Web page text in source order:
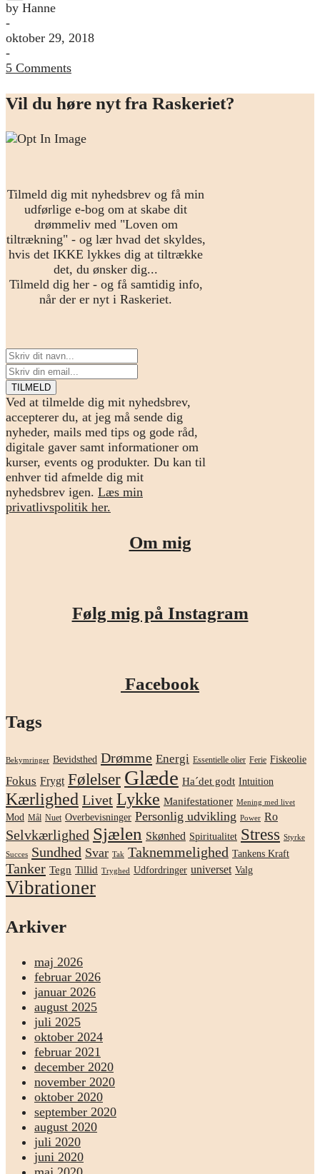
Share
by Hanne
-
oktober 29, 2018
-
5 Comments
Vil du høre nyt fra Raskeriet?
Tilmeld dig mit nyhedsbrev og få min
udførlige e-bog om at skabe dit
drømmeliv med "Loven om
tiltrækning" - og lær hvad det skyldes,
hvis det IKKE lykkes dig at tiltrække
det, du ønsker dig...
Tilmeld dig her - og få samtidig info,
når der er nyt i Raskeriet.
Ved at tilmelde dig mit nyhedsbrev,
accepterer du, at jeg må sende dig
nyheder, mails med tips og gode råd,
digitale gaver samt informationer om
kurser, events og produkter. Du kan til
enhver tid afmelde dig mit
nyhedsbrev igen. Læs min
privatlivspolitik her.
Om mig
Følg mig på Instagram
Facebook
Tags
Bekymringer Bevidsthed Drømme Energi Essentielle olier Ferie Fiskeolie
Fokus Frygt Følelser Glæde Ha´det godt Intuition
Kærlighed Livet Lykke Manifestationer Mening med livet
Mod Mål Nuet Overbevisninger Personlig udvikling Power Ro
Selvkærlighed Sjælen Skønhed Spiritualitet Stress Styrke
Succes Sundhed Svar Tak Taknemmelighed Tankens Kraft
Tanker Tegn Tillid Tryghed Udfordringer universet Valg
Vibrationer
Arkiver
maj 2026
februar 2026
januar 2026
august 2025
juli 2025
oktober 2024
februar 2021
december 2020
november 2020
oktober 2020
september 2020
august 2020
juli 2020
juni 2020